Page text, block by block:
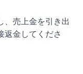
、売上金を引き出
返金してくださ